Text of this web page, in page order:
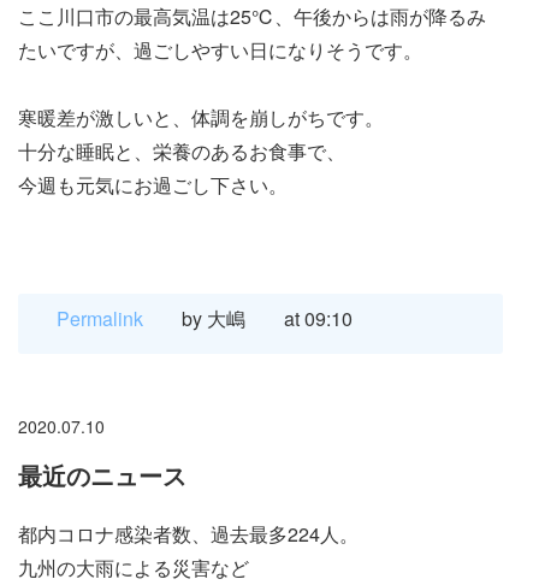
ここ川口市の最高気温は25℃、午後からは雨が降るみ
たいですが、過ごしやすい日になりそうです。
寒暖差が激しいと、体調を崩しがちです。
十分な睡眠と、栄養のあるお食事で、
今週も元気にお過ごし下さい。
Permalink by 大嶋 at 09:10
2020.07.10
最近のニュース
都内コロナ感染者数、過去最多224人。
九州の大雨による災害など